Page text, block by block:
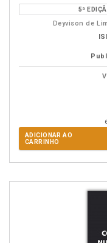
5ª
Deyvison de
ADICIONAR AO
CARRINHO